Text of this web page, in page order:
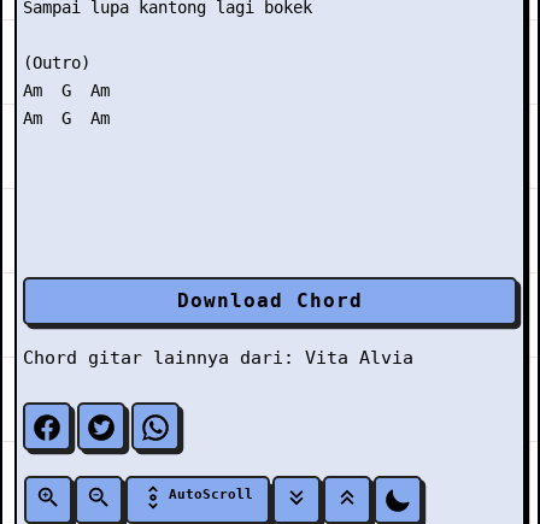
Sampai lupa kantong lagi bokek
(Outro)
Am  G  Am
Download Chord
Chord gitar lainnya dari: Vita Alvia
AutoScroll